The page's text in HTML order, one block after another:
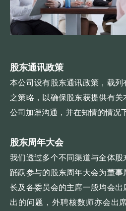
股东通讯政策
本公司设有股东通讯政策，载
之策略，以确保股东获提供有
公司加犟沟通，并在知情的情况
股东周年大会
我们透过多个不同渠道与全体
踊跃参与的股东周年大会为董
长及各委员会的主席一般均会
出的问题，外聘核数师亦会出